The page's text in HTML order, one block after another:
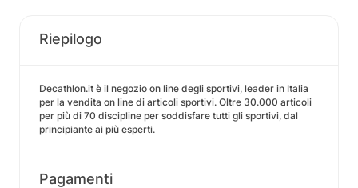
Riepilogo
Decathlon.it è il negozio on line degli sportivi, leader in Italia
per la vendita on line di articoli sportivi. Oltre 30.000 articoli
per più di 70 discipline per soddisfare tutti gli sportivi, dal
principiante ai più esperti.
Pagamenti